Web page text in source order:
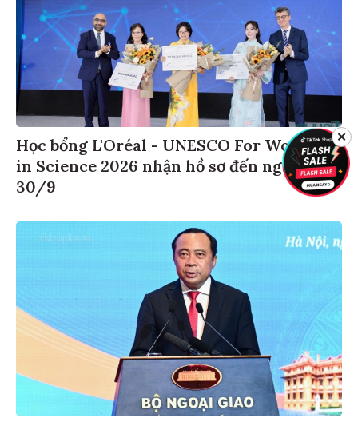
Học bổng L'Oréal - UNESCO For Women
in Science 2026 nhận hồ sơ đến ngày
30/9
✕